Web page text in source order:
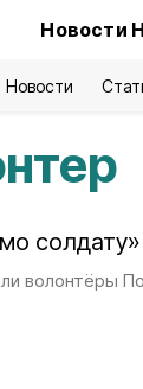
Новости
Новости
волонтёры